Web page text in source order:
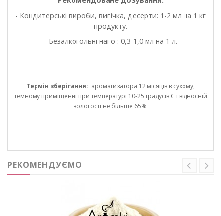
- Кондитерські вироби, випічка, десерти: 1-2 мл на 1 кг
продукту.
- Безалкогольні напої: 0,3-1,0 мл на 1 л.
Термін зберігання: ароматизатора 12 місяців в сухому,
темному приміщенні при температурі 10-25 градусів С і відносній
вологості не більше 65%.
РЕКОМЕНДУЄМО